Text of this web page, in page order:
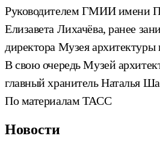
Руководителем ГМИИ имени
Елизавета Лихачёва, ранее
директора Музея
В свою очередь Музей
главный хранитель Наталья
По материалам ТАСС
Новости